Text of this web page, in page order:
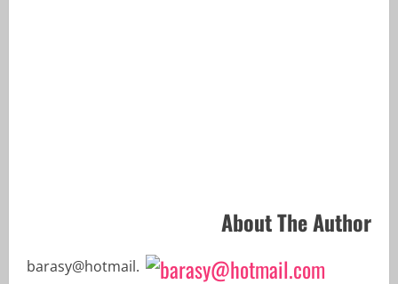
About The Author
barasy@hotmail.com